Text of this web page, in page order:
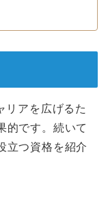
リアを広げるた
的です。続いて
立つ資格を紹介